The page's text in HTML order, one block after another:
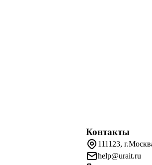
Контакты
111123,
help@urait.ru